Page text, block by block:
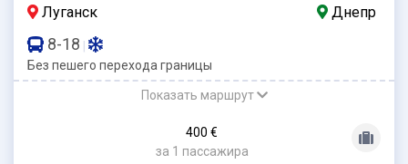
Луганск Днепр
8-18 |
Без пешего перехода границы
Показать маршрут
400 €
за 1 пассажира